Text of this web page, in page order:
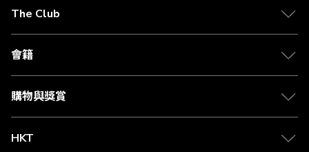
The Club
關於 The Club
合作夥伴
媒體中心
會籍
會籍及專屬禮遇
賺取積分
購物與獎賞
物流與配送
Club Shopping 商品領取站
HKT